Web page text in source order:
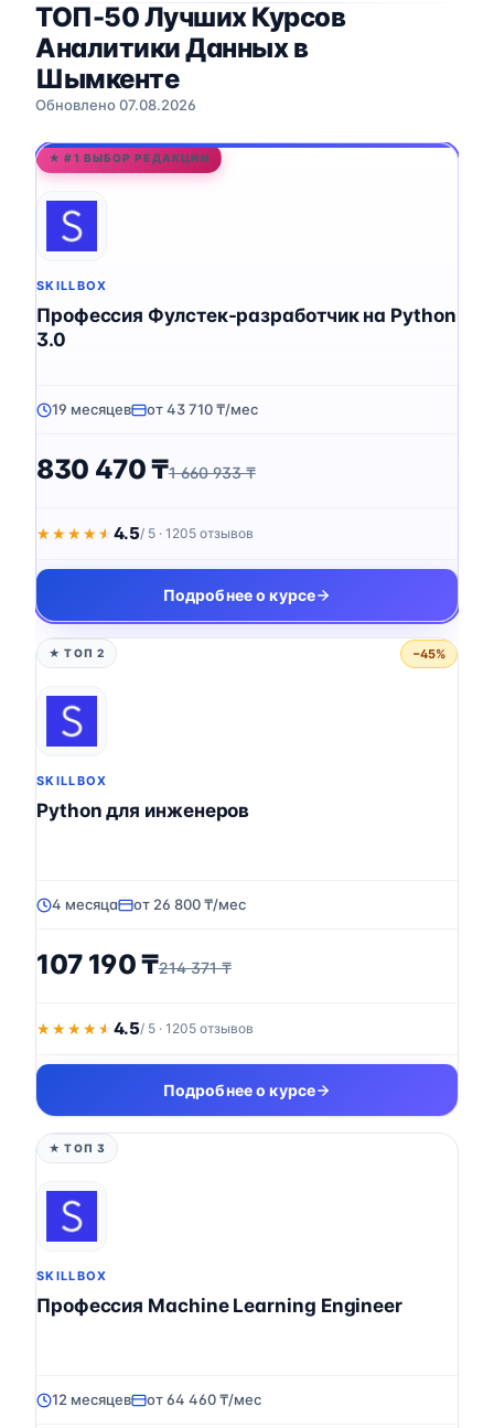
ТОП-50 Лучших Курсов
Аналитики Данных в
Шымкенте
Обновлено 07.08.2026
★ #1 ВЫБОР РЕДАКЦИИ
SKILLBOX
Профессия Фулстек-разработчик на Python
3.0
19 месяцев от 43 710 ₸/мес
830 470 ₸1 660 933 ₸
★★★★★
★★★★★ 4.5/ 5 · 1205 отзывов
Подробнее о курсе
★ ТОП 2 −45%
SKILLBOX
Python для инженеров
4 месяца от 26 800 ₸/мес
107 190 ₸214 371 ₸
★★★★★
★★★★★ 4.5/ 5 · 1205 отзывов
Подробнее о курсе
★ ТОП 3
SKILLBOX
Профессия Machine Learning Engineer
12 месяцев от 64 460 ₸/мес